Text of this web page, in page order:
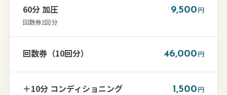
60分 加圧
回数券2回分
9,500円
回数券（10回分） 46,000円
＋10分 コンディショニング 1,500円